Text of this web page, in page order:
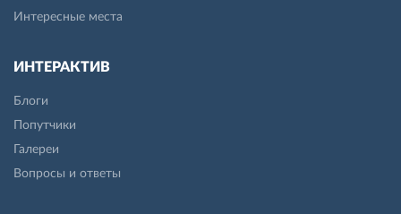
Интересные места
ИНТЕРАКТИВ
Блоги
Попутчики
Галереи
Вопросы и ответы